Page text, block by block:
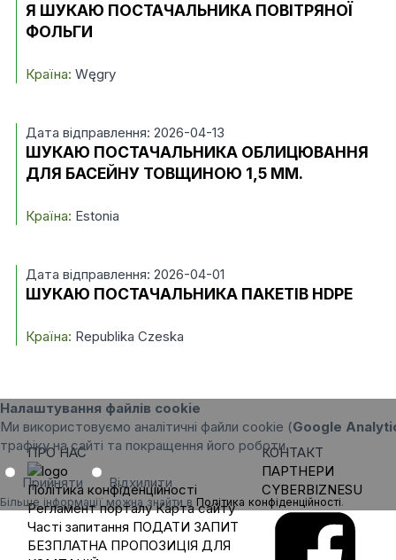
Я ШУКАЮ ПОСТАЧАЛЬНИКА ПОВІТРЯНОЇ
ФОЛЬГИ
Країна: Węgry
Дата відправлення: 2026-04-13
ШУКАЮ ПОСТАЧАЛЬНИКА ОБЛИЦЮВАННЯ
ДЛЯ БАСЕЙНУ ТОВЩИНОЮ 1,5 ММ.
Країна: Estonia
Дата відправлення: 2026-04-01
ШУКАЮ ПОСТАЧАЛЬНИКА ПАКЕТІВ HDPE
Країна: Republika Czeska
Налаштування файлів cookie
Ми використовуємо аналітичні файли cookie (Google
трафіку на сайті та покращення його роботи.
Прийняти Відхилити
Більше інформації можна знайти в Політика конфіденційності.
ПРО НАС
Політика конфіденційності
Регламент порталу Карта сайту
Часті запитання ПОДАТИ ЗАПИТ
БЕЗПЛАТНА ПРОПОЗИЦІЯ ДЛЯ
КОНТАКТ
ПАРТНЕРИ
CYBERBIZNESU